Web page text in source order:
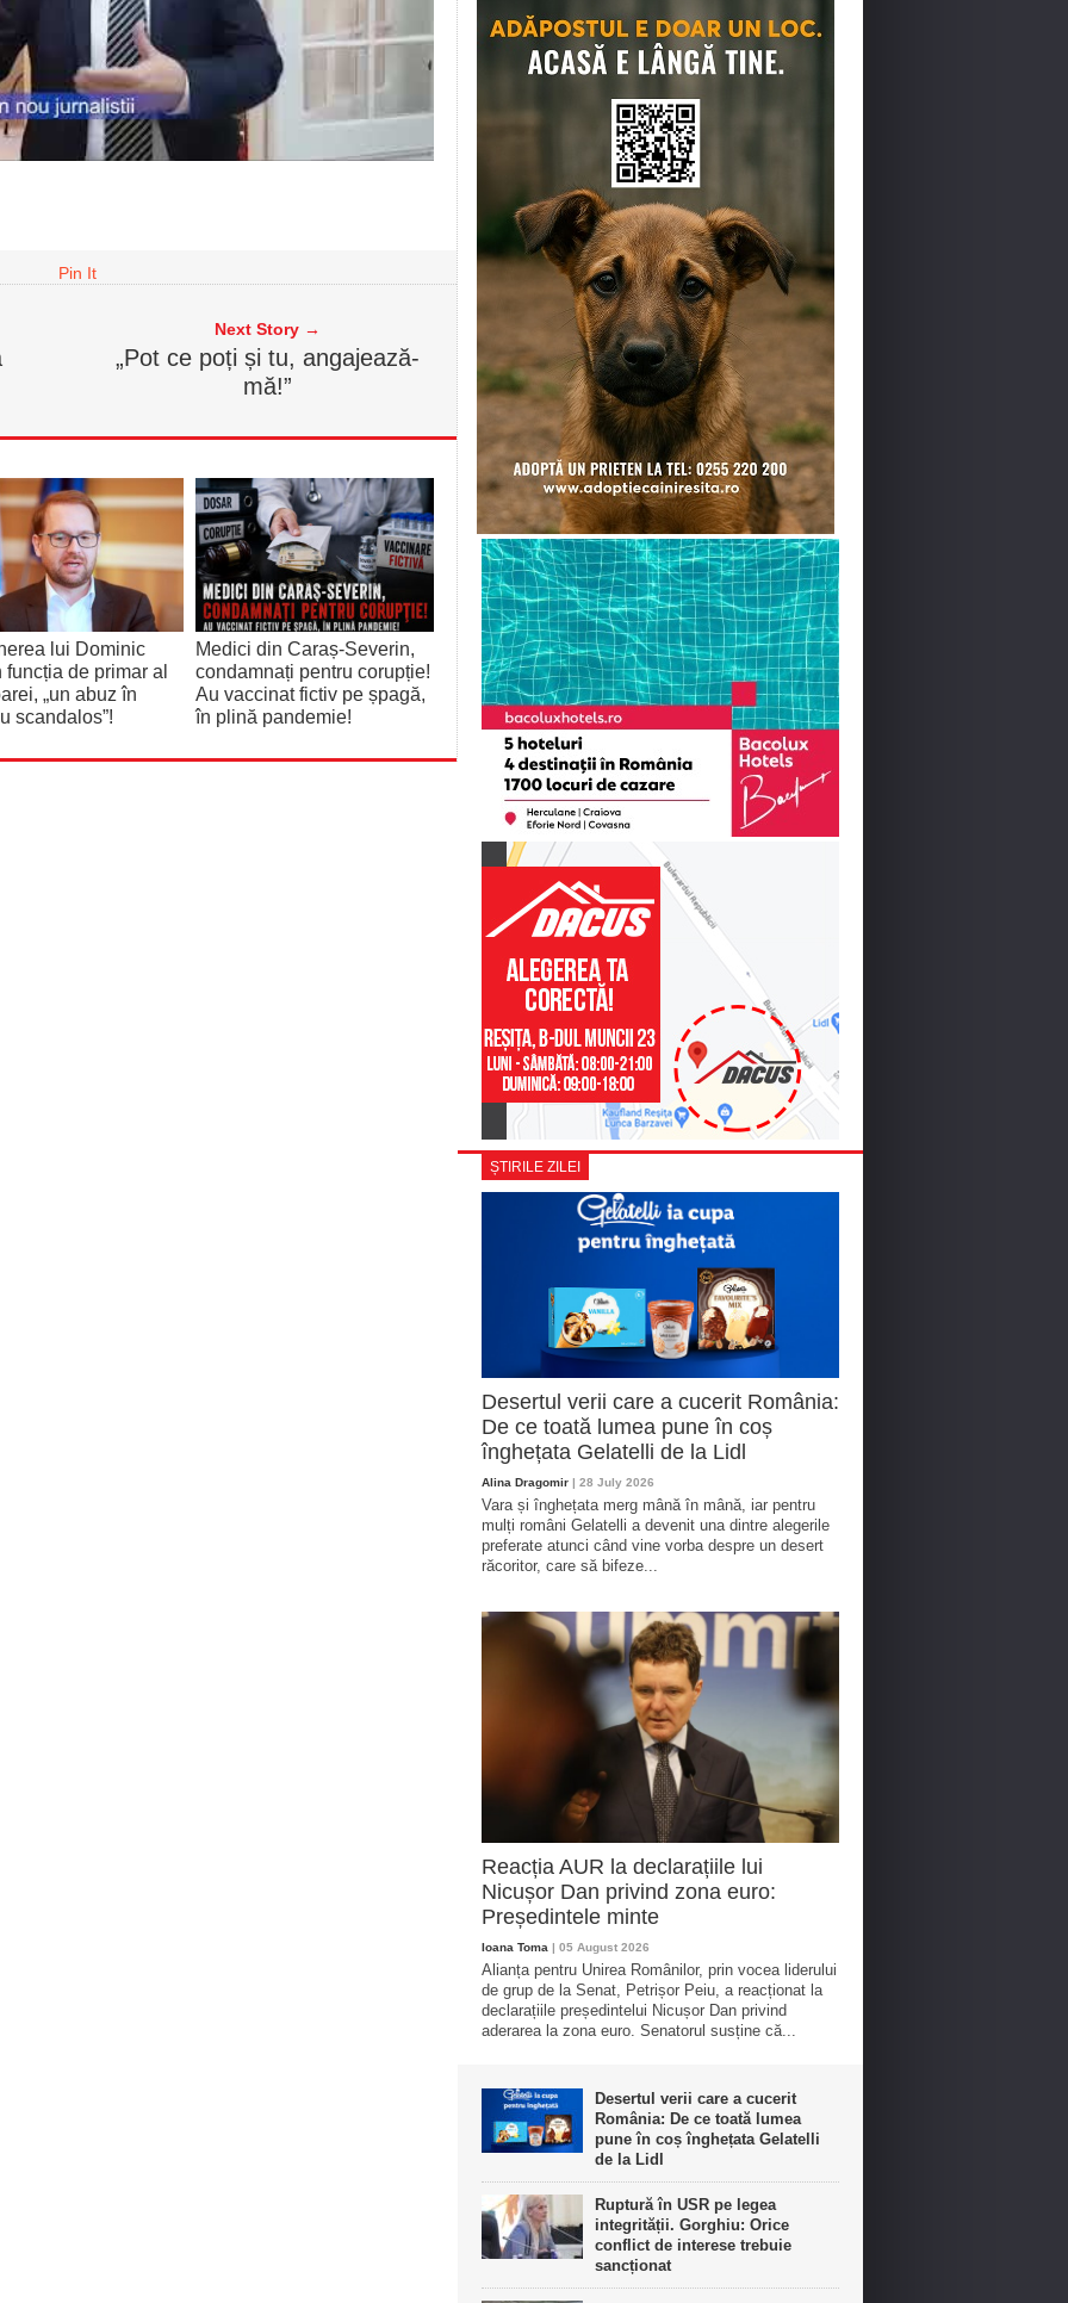
Pin It
Next Story →
„Pot ce poți și tu, angajează-
mă!”
lui Dominic
funcția de primar al
„un abuz în
scandalos”!
Medici din Caraș-Severin,
condamnați pentru corupție!
Au vaccinat fictiv pe șpagă,
în plină pandemie!
ȘTIRILE ZILEI
Desertul verii care a cucerit România:
De ce toată lumea pune în coș
înghețata Gelatelli de la Lidl
Alina Dragomir | 28 July 2026
Vara și înghețata merg mână în mână, iar pentru
mulți români Gelatelli a devenit una dintre alegerile
preferate atunci când vine vorba despre un desert
răcoritor, care să bifeze...
Reacția AUR la declarațiile lui
Nicușor Dan privind zona euro:
Președintele minte
Ioana Toma | 05 August 2026
Alianța pentru Unirea Românilor, prin vocea liderului
de grup de la Senat, Petrișor Peiu, a reacționat la
declarațiile președintelui Nicușor Dan privind
aderarea la zona euro. Senatorul susține că...
Desertul verii care a cucerit
România: De ce toată lumea
pune în coș înghețata Gelatelli
de la Lidl
Ruptură în USR pe legea
integrității. Gorghiu: Orice
conflict de interese trebuie
sancționat